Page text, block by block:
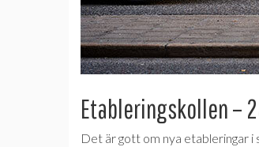
Etableringskollen –
Det är gott om nya etableringar i